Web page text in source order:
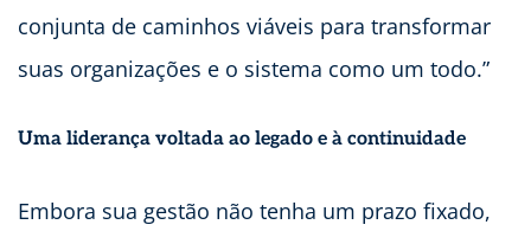
conjunta de caminhos viáveis para transformar
suas organizações e o sistema como um todo.”
Uma liderança voltada ao legado e à continuidade
Embora sua gestão não tenha um prazo fixado,